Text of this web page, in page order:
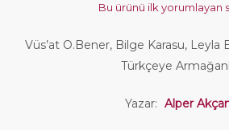
Bu ürünü ilk yorumlayan
Vüs’at O.Bener, Bilge Karasu, Leyla
Türkçeye
Yazar: Alper